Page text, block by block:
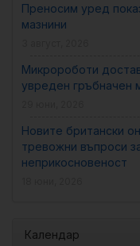
Преносим уред
мазнини
Микророботи
увреден гръбначен
Новите британски
тревожни въпроси
неприкосновеност
Календар